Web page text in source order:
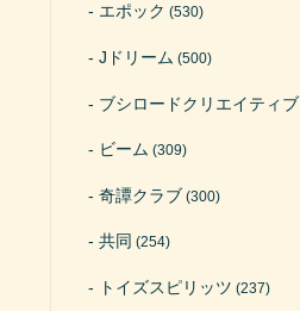
エポック (530)
Jドリーム (500)
ブシロードクリエイティブ
ビーム (309)
奇譚クラブ (300)
共同 (254)
トイズスピリッツ (237)